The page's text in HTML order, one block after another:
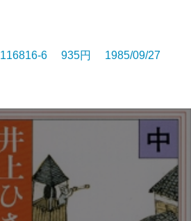
6 935円 1985/09/27